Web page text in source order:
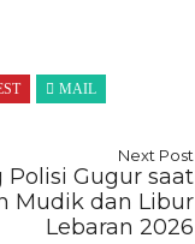
MAIL
Next Post
Polisi Gugur saat
Mudik dan Libur
Lebaran 2026